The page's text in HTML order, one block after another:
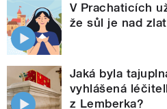
V Prachaticích
že sůl je nad
Jaká byla
vyhlášená
z Lemberka?